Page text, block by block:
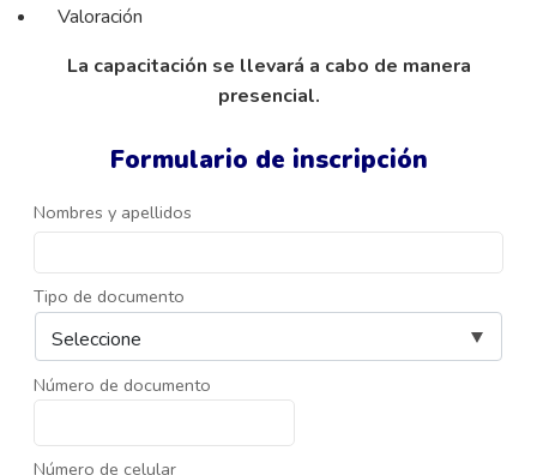
Formulario de inscripción
Nombres y apellidos
Tipo de documento
Número de documento
Número de celular
Valoración
La capacitación se llevará a cabo de manera
presencial.